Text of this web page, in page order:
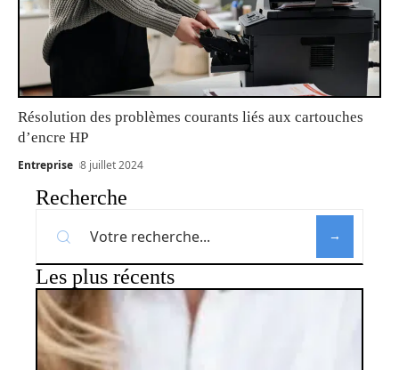
Résolution des problèmes courants liés aux cartouches
d’encre HP
Entreprise 8 juillet 2024
Recherche
Les plus récents